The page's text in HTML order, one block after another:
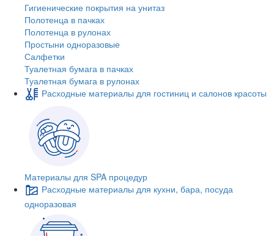
Гигиенические покрытия на унитаз
Полотенца в пачках
Полотенца в рулонах
Простыни одноразовые
Салфетки
Туалетная бумага в пачках
Туалетная бумага в рулонах
Расходные материалы для гостиниц и салонов красоты
Материалы для SPA процедур
Расходные материалы для кухни, бара, посуда
одноразовая